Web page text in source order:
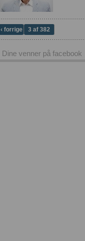
‹ forrige 3 af 382
Dine venner på facebook